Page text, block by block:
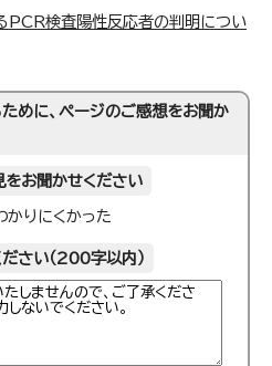
PCR検査陽性反応者の判明につい
めに、ページのご感想をお聞か
お聞かせください
かりにくかった
さい（200字以内）